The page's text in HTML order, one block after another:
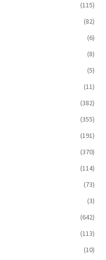
(115)
(82)
(6)
(8)
(5)
(11)
(382)
(355)
(191)
(370)
(114)
(73)
(3)
(642)
(113)
(10)